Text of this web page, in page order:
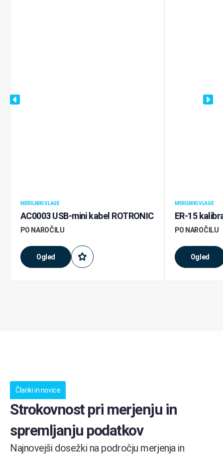
MERILNIKI VLAGE
AC0003 USB-mini kabel ROTRONIC
Ogled
PO NAROČILU
MERILNIKI VLAGE
ER-15
Ogled
PO NAROČILU
Članki in novice
Strokovnost pri merjenju in
spremljanju podatkov
Najnovejši dosežki na področju merjenja in